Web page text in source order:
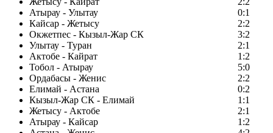
Атырау - Улытау
0:1
Кайсар - Жетысу
2:2
Окжетпес - Кызыл-Жар СК
3:2
Улытау - Туран
2:1
Актобе - Кайрат
1:2
Тобол - Атырау
5:0
Ордабасы - Женис
2:2
Елимай - Астана
0:2
Кызыл-Жар СК - Елимай
1:1
Жетысу - Актобе
2:1
Атырау - Кайсар
1:2